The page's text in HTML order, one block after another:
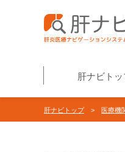
肝ナビト
肝ナビトップ> 医療機